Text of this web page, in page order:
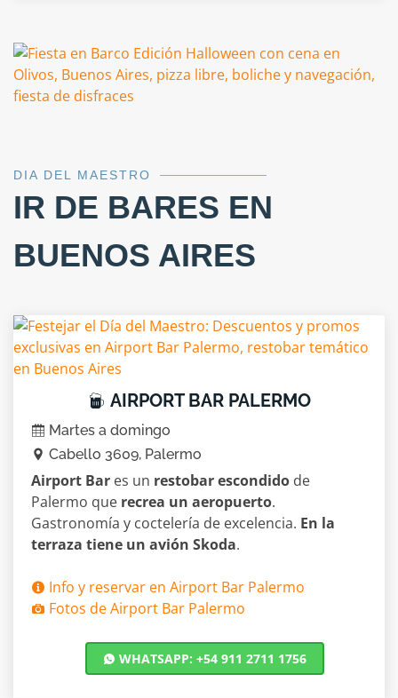
DIA DEL MAESTRO
IR DE BARES EN
BUENOS AIRES
AIRPORT BAR PALERMO
Martes a domingo
Cabello 3609, Palermo
Airport Bar es un restobar escondido de
Palermo que recrea un aeropuerto.
Gastronomía y coctelería de excelencia. En la
terraza tiene un avión Skoda.
Info y reservar en Airport Bar Palermo
Fotos de Airport Bar Palermo
WHATSAPP: +54 911 2711 1756